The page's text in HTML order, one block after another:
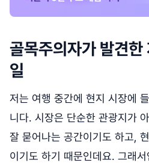
골목주의자가 발견한
일
저는 여행 중간에 현지 시장에
니다. 시장은 단순한 관광지가
잘 묻어나는 공간이기도 하고,
이기도 하기 때문인데요. 그래